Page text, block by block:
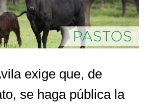
exige que, de
se haga pública la